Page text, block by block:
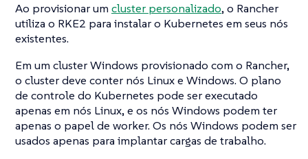
Ao provisionar um cluster personalizado, o Rancher
utiliza o RKE2 para instalar o Kubernetes em seus nós
existentes.
Em um cluster Windows provisionado com o Rancher,
o cluster deve conter nós Linux e Windows. O plano
de controle do Kubernetes pode ser executado
apenas em nós Linux, e os nós Windows podem ter
apenas o papel de worker. Os nós Windows podem ser
usados apenas para implantar cargas de trabalho.